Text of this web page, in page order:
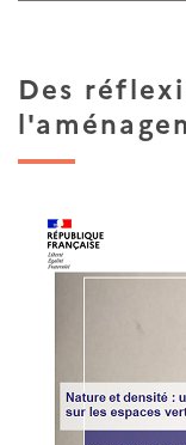
Des